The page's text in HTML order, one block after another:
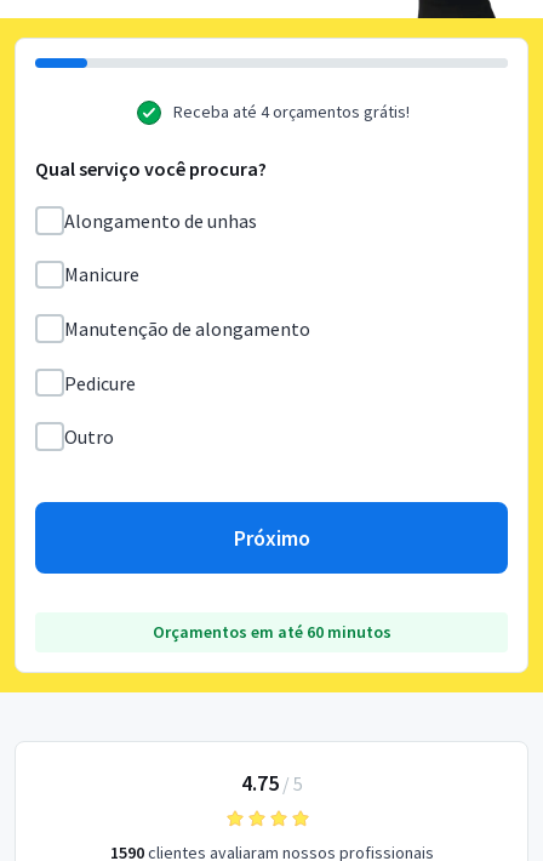
Receba até 4 orçamentos grátis!
Qual serviço você procura?
Alongamento de unhas
Manicure
Manutenção de alongamento
Pedicure
Outro
Próximo
Orçamentos em até 60 minutos
4.75/ 5
1590clientes avaliaram nossos profissionais